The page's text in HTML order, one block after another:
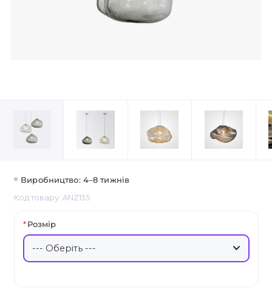
Виробництво: 4–8 тижнів
Код товару: ANZ135
Розмір